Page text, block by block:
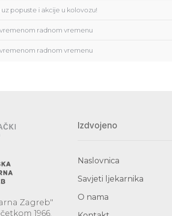
popuste i akcije u kolovozu!
radnom vremenu
radnom vremenu
Zagreb"
1966.
Izdvojeno
Naslovnica
Savjeti ljekarnika
O nama